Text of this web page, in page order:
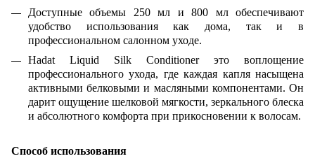
Доступные объемы 250 мл и 800 мл обеспечивают
удобство использования как дома, так и в
профессиональном салонном уходе.
Hadat Liquid Silk Conditioner это воплощение
профессионального ухода, где каждая капля насыщена
активными белковыми и масляными компонентами. Он
дарит ощущение шелковой мягкости, зеркального блеска
и абсолютного комфорта при прикосновении к волосам.
Способ использования